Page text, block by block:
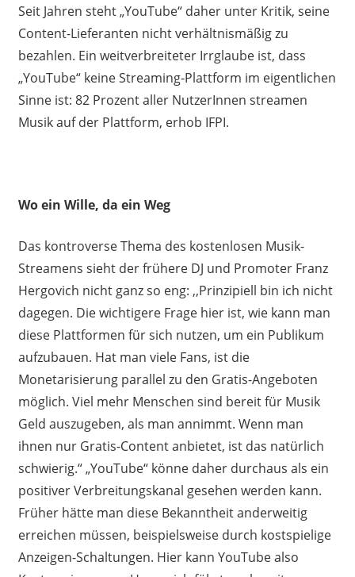
Seit Jahren steht „YouTube“ daher unter Kritik, seine
Content-Lieferanten nicht verhältnismäßig zu
bezahlen. Ein weitverbreiteter Irrglaube ist, dass
„YouTube“ keine Streaming-Plattform im eigentlichen
Sinne ist: 82 Prozent aller NutzerInnen streamen
Musik auf der Plattform, erhob IFPI.
Wo ein Wille, da ein Weg
Das kontroverse Thema des kostenlosen Musik-
Streamens sieht der frühere DJ und Promoter Franz
Hergovich nicht ganz so eng: ,,Prinzipiell bin ich nicht
dagegen. Die wichtigere Frage hier ist, wie kann man
diese Plattformen für sich nutzen, um ein Publikum
aufzubauen. Hat man viele Fans, ist die
Monetarisierung parallel zu den Gratis-Angeboten
möglich. Viel mehr Menschen sind bereit für Musik
Geld auszugeben, als man annimmt. Wenn man
ihnen nur Gratis-Content anbietet, ist das natürlich
schwierig.“ „YouTube“ könne daher durchaus als ein
positiver Verbreitungskanal gesehen werden kann.
Früher hätte man diese Bekanntheit anderweitig
erreichen müssen, beispielsweise durch kostspielige
Anzeigen-Schaltungen. Hier kann YouTube also